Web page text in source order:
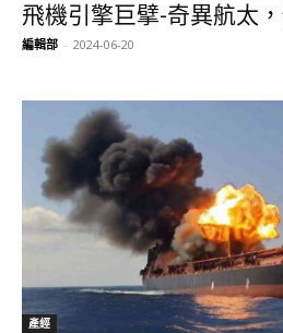
飛機引擎巨擘-奇異航太
編輯部 - 2024-06-20
產經